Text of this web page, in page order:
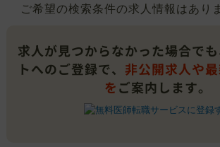
ご希望の検索条件の求人情報はあり
求人が見つからなかった場合で
トへのご登録で、 非公開求人や
をご案内します。